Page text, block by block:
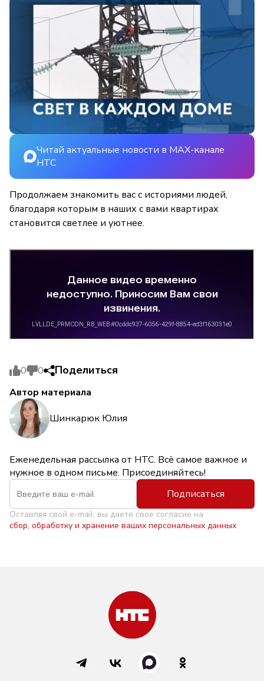
Читай актуальные новости в MAX-канале
НТС
Продолжаем знакомить вас с историями людей,
благодаря которым в наших с вами квартирах
становится светлее и уютнее.
0 0 Поделиться
Автор материала
Шинкарюк Юлия
Еженедельная рассылка от НТС. Всё самое важное и
нужное в одном письме. Присоединяйтесь!
Подписаться
Оставляя свой e-mail, вы даете свое согласие на
сбор, обработку и хранение ваших персональных данных